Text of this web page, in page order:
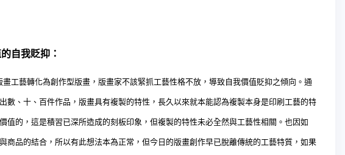
自我貶抑：
工藝轉化為創作型版畫，版畫家不該緊抓工藝性格不放，導致自我價值貶抑之傾向。通
數、十、百件作品，版畫具有複製的特性，長久以來就本能認為複製本身是印刷工藝的特
值的，這是積習已深所造成的刻板印象，但複製的特性未必全然與工藝性相關。也因如
商品的結合，所以有此想法本為正常，但今日的版畫創作早已脫離傳統的工藝特質，如果